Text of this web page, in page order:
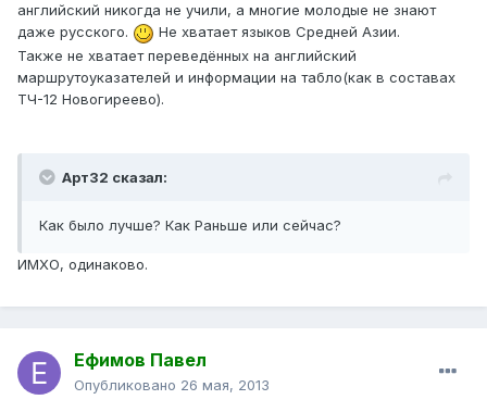
английский никогда не учили, а многие молодые не знают
даже русского.
Не хватает языков Средней Азии.
Также не хватает переведённых на английский
маршрутоуказателей и информации на табло(как в составах
ТЧ-12 Новогиреево).
Арт32 сказал:
Как было лучше? Как Раньше или сейчас?
ИМХО, одинаково.
Ефимов Павел
Опубликовано 26 мая, 2013